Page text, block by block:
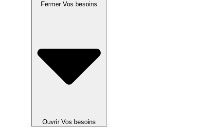
Fermer Vos besoins
Ouvrir Vos besoins